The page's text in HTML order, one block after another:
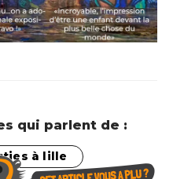
qui parlent de :
à lille